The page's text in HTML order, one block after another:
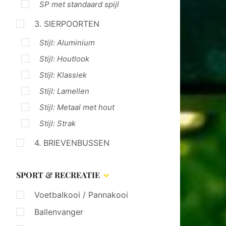
SP met standaard spijl
3. SIERPOORTEN
Stijl: Aluminium
Stijl: Houtlook
Stijl: Klassiek
Stijl: Lamellen
Stijl: Metaal met hout
Stijl: Strak
4. BRIEVENBUSSEN
SPORT & RECREATIE
Voetbalkooi / Pannakooi
Ballenvanger